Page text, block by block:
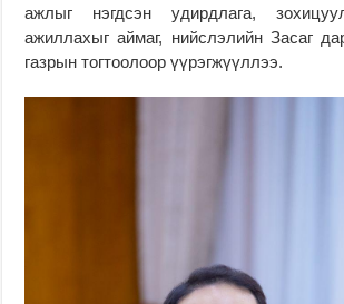
ажлыг нэгдсэн удирдлага,
ажиллахыг аймаг, нийслэлийн Засаг
газрын тогтоолоор үүрэгжүүллээ.